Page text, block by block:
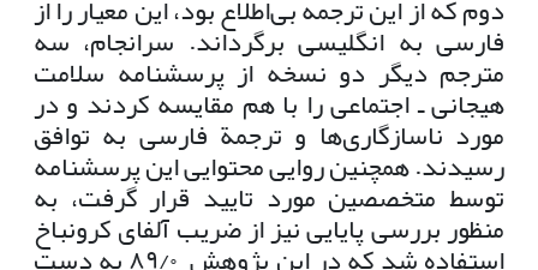
دوم که از این ترجمه بی‌اطلاع بود، این معیار را از
فارسی به انگلیسی برگرداند. سرانجام، سه
مترجم دیگر دو نسخه از پرسشنامه سلامت
هیجانی ـ اجتماعی را با هم مقایسه کردند و در
مورد ناسازگاری‌ها و ترجمة فارسی به توافق
رسیدند. همچنین روایی محتوایی این پرسشنامه
توسط متخصصین مورد تایید قرار گرفت، به
منظور بررسی پایایی نیز از ضریب آلفای کرونباخ